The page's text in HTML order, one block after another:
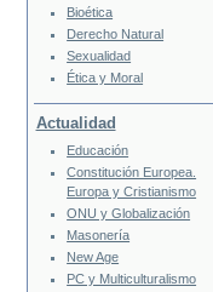
Bioética
Derecho Natural
Sexualidad
Ética y Moral
Actualidad
Educación
Constitución Europea.
Europa y Cristianismo
ONU y Globalización
Masonería
New Age
PC y Multiculturalismo